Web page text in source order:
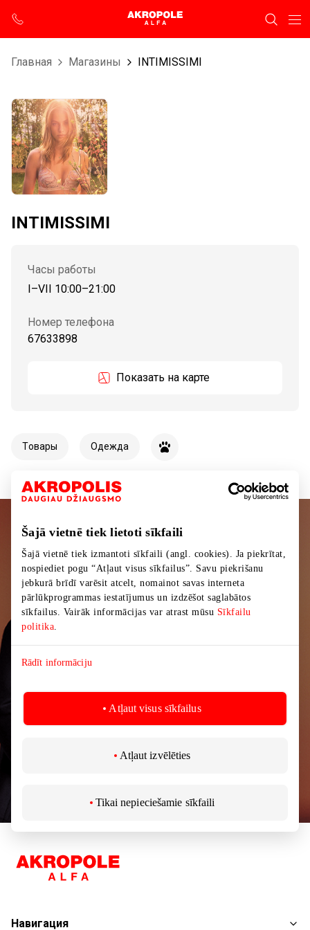
Šajā vietnē tiek lietoti sīkfaili
Šajā vietnē tiek izmantoti sīkfaili (angl. cookies). Ja piekrītat,
nospiediet pogu “Atļaut visus sīkfailus”. Savu piekrišanu
jebkurā brīdī varēsit atcelt, nomainot savas interneta
pārlūkprogrammas iestatījumus un izdzēšot saglabātos
sīkfailus. Vairāk informācijas var atrast mūsu Sīkfailu
politika.
Rādīt informāciju
Atļaut visus sīkfailus
Atļaut izvēlēties
Tikai nepieciešamie sīkfaili
Главная Магазины INTIMISSIMI
INTIMISSIMI
Часы работы
I–VII 10:00–21:00
Номер телефона
67633898
Показать на карте
Tовары Одежда
Подписывайтесь на рассылку
новостей
Узнайте первыми о лучших предложениях,
мероприятиях и самой свежей информации от
Подписаться
Навигация